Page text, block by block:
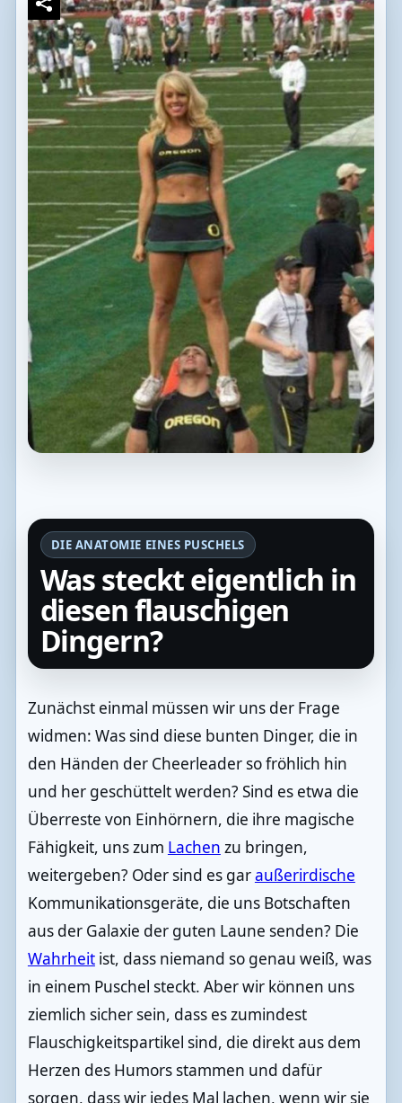
DIE ANATOMIE EINES PUSCHELS
Was steckt eigentlich in
diesen flauschigen
Dingern?
Zunächst einmal müssen wir uns der Frage
widmen: Was sind diese bunten Dinger, die in
den Händen der Cheerleader so fröhlich hin
und her geschüttelt werden? Sind es etwa die
Überreste von Einhörnern, die ihre magische
Fähigkeit, uns zum Lachen zu bringen,
weitergeben? Oder sind es garaußerirdische
Kommunikationsgeräte, die uns Botschaften
aus der Galaxie der guten Laune senden? Die
Wahrheitist, dass niemand so genau weiß, was
in einem Puschel steckt. Aber wir können uns
ziemlich sicher sein, dass es zumindest
Flauschigkeitspartikel sind, die direkt aus dem
Herzen des Humors stammen und dafür
sorgen, dass wir jedes Mal lachen, wenn wir sie